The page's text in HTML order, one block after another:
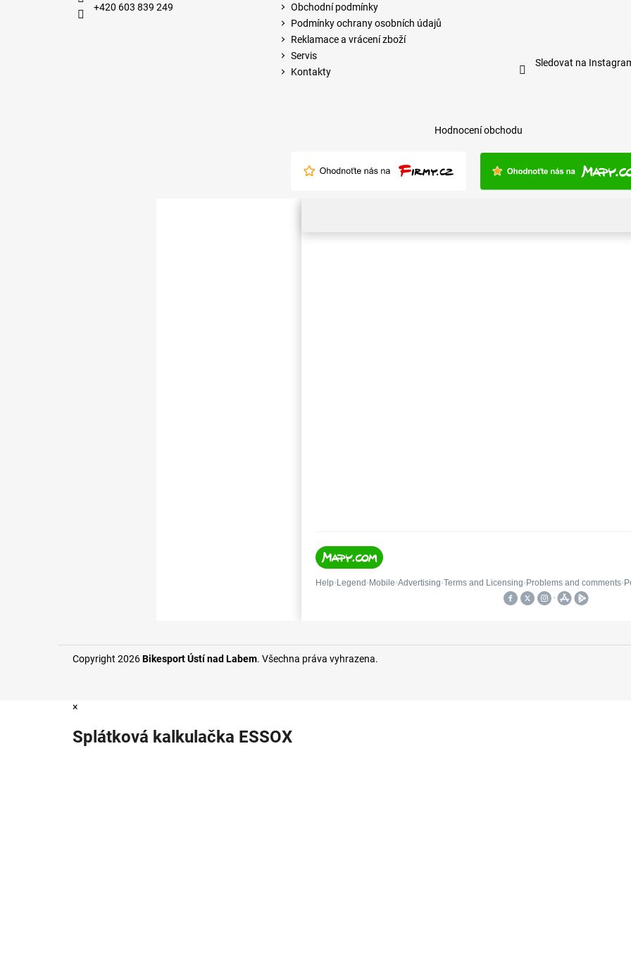
+420 603 839 249
Obchodní podmínky
Podmínky ochrany osobních údajů
Reklamace a vrácení zboží
Servis
Kontakty
Sledovat na
Hodnocení obchodu
Copyright 2026Bikesport Ústí nad Labem. Všechna práva vyhrazena.
×
Splátková kalkulačka ESSOX